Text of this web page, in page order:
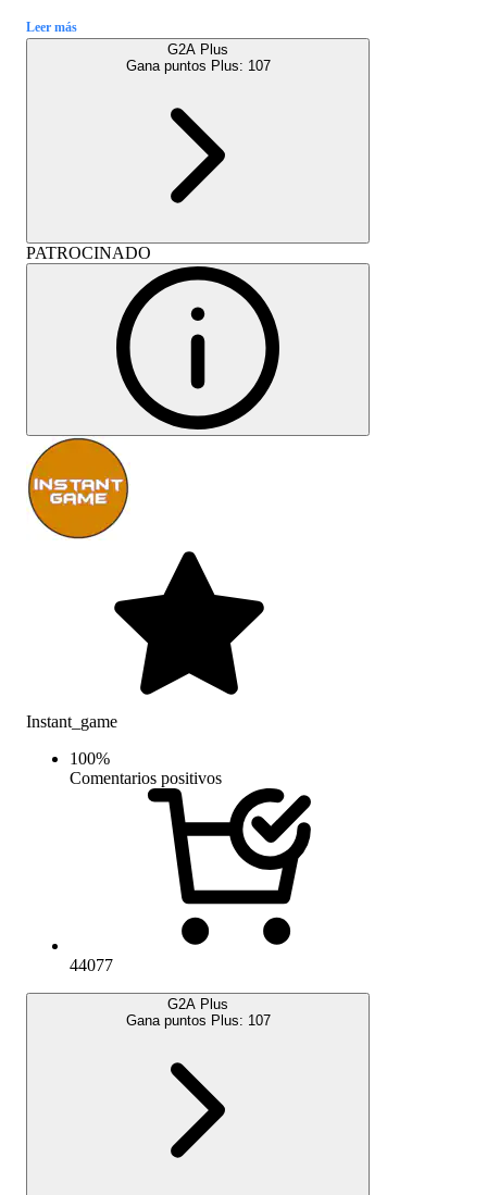
Leer más
G2A Plus
Gana puntos Plus: 107
PATROCINADO
Instant_game
100%
Comentarios positivos
44077
G2A Plus
Gana puntos Plus: 107